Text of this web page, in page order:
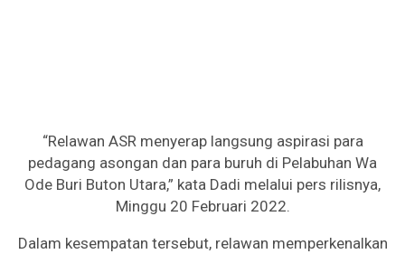
“Relawan ASR menyerap langsung aspirasi para
pedagang asongan dan para buruh di Pelabuhan Wa
Ode Buri Buton Utara,” kata Dadi melalui pers rilisnya,
Minggu 20 Februari 2022.
Dalam kesempatan tersebut, relawan memperkenalkan